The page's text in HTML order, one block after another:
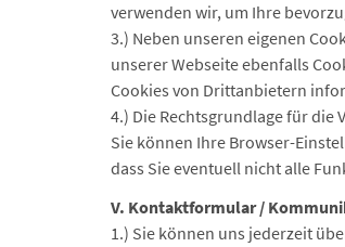
verwenden wir, um Ihre
3.) Neben unseren eigenen
unserer Webseite ebenfalls
Cookies von Drittanbietern
4.) Die Rechtsgrundlage für die
Sie können Ihre Browser-
dass Sie eventuell nicht alle
V. Kontaktformular /
1.) Sie können uns jederzeit